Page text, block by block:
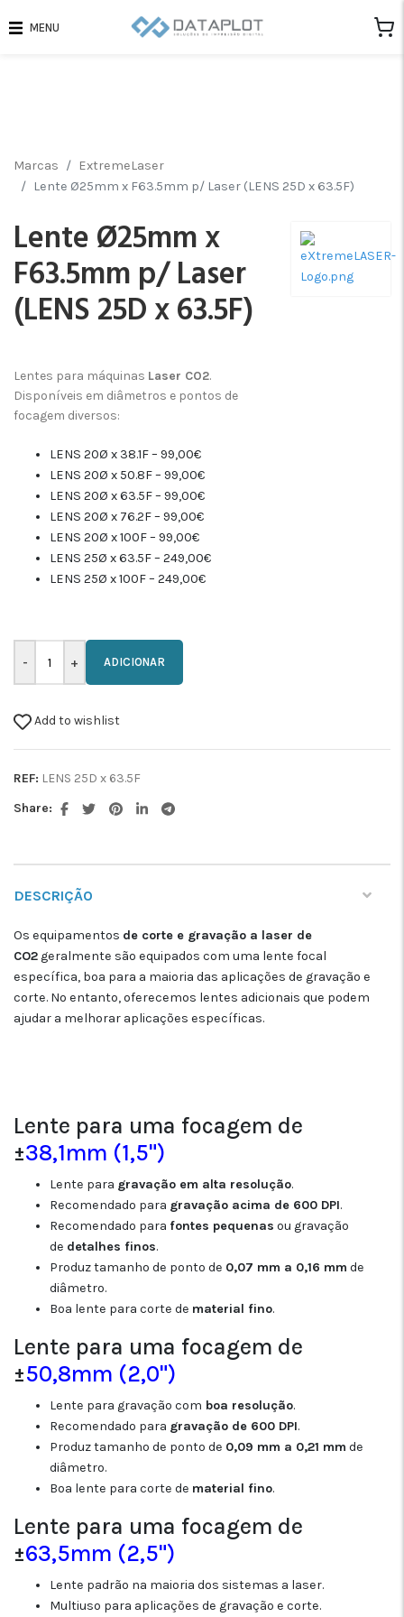
MENU
Marcas
ExtremeLaser
Lente Ø25mm x F63.5mm p/ Laser (LENS 25D x 63.5F)
Lente Ø25mm x
F63.5mm p/ Laser
(LENS 25D x 63.5F)
Lentes para máquinas Laser CO2.
Disponíveis em diâmetros e pontos de
focagem diversos:
LENS 20Ø x 38.1F – 99,00€
LENS 20Ø x 50.8F – 99,00€
LENS 20Ø x 63.5F – 99,00€
LENS 20Ø x 76.2F – 99,00€
LENS 20Ø x 100F – 99,00€
LENS 25Ø x 63.5F – 249,00€
LENS 25Ø x 100F – 249,00€
ADICIONAR
Add to wishlist
REF: LENS 25D x 63.5F
Share:
DESCRIÇÃO
Os equipamentos de corte e gravação a laser de
CO2geralmente são equipados com uma lente focal
específica, boa para a maioria das aplicações de gravação e
corte. No entanto, oferecemos lentes adicionais que podem
ajudar a melhorar aplicações específicas.
Lente para uma focagem de
±38,1mm (1,5")
Lente para gravação em alta resolução.
Recomendado para gravação acima de 600 DPI.
Recomendado para fontes pequenas ou gravação
de detalhes finos.
Produz tamanho de ponto de 0,07 mm a 0,16 mm de
diâmetro.
Boa lente para corte de material fino.
Lente para uma focagem de
±50,8mm (2,0")
Lente para gravação com boa resolução.
Recomendado para gravação de 600 DPI.
Produz tamanho de ponto de 0,09 mm a 0,21 mm de
diâmetro.
Boa lente para corte de material fino.
Lente para uma focagem de
±63,5mm (2,5")
Lente padrão na maioria dos sistemas a laser.
Multiuso para aplicações de gravação e corte.